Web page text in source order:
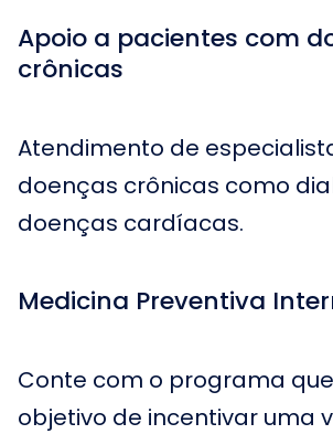
Apoio a pacientes com
crônicas
Atendimento de
doenças crônicas como
doenças cardíacas.
Medicina Preventiva
Conte com o programa
objetivo de incentivar uma